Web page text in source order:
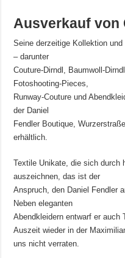
Ausverkauf von
Seine derzeitige Kollektion
– darunter
Couture-Dirndl, Baumwoll-
Fotoshooting-Pieces,
Runway-Couture und
der Daniel
Fendler Boutique,
erhältlich.
Textile Unikate, die sich durch
auszeichnen, das ist der
Anspruch, den Daniel Fendler
Neben eleganten
Abendkleidern entwarf er auch
Auszeit wieder in der
uns nicht verraten.